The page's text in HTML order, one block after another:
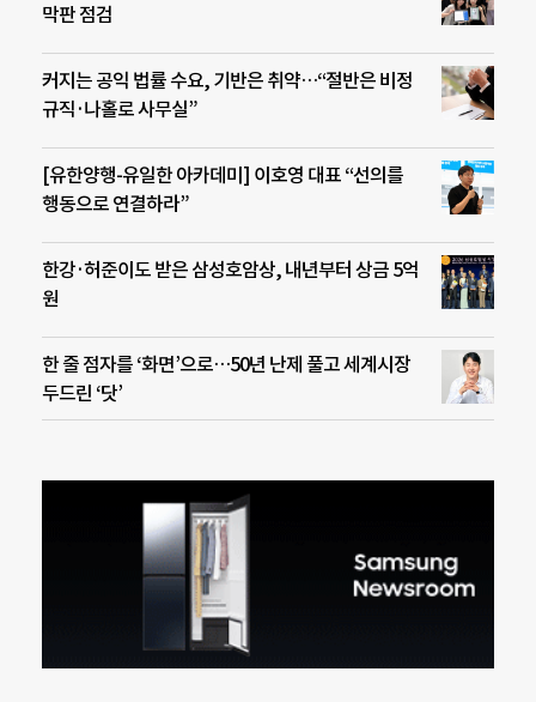
막판 점검
커지는 공익 법률 수요, 기반은 취약…“절반은 비정
규직·나홀로 사무실”
[유한양행-유일한 아카데미] 이호영 대표 “선의를
행동으로 연결하라”
한강·허준이도 받은 삼성호암상, 내년부터 상금 5억
원
한 줄 점자를 ‘화면’으로…50년 난제 풀고 세계시장
두드린 ‘닷’